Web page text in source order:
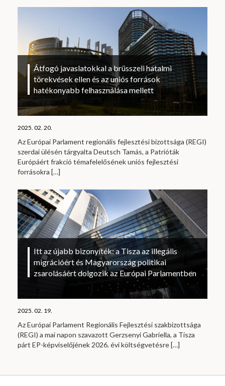
Átfogó javaslatokkal a brüsszeli hatalmi
törekvések ellen és az uniós források
hatékonyabb felhasználása mellett
2025. 02. 20.
Az Európai Parlament regionális fejlesztési bizottsága (REGI)
szerdai ülésén tárgyalta Deutsch Tamás, a Patrióták
Európáért frakció témafelelősének uniós fejlesztési
forrásokra […]
Itt az újabb bizonyíték: a Tisza az illegális
migrációért és Magyarország politikai
zsarolásáért dolgozik az Európai Parlamentben
2025. 02. 19.
Az Európai Parlament Regionális Fejlesztési szakbizottsága
(REGI) a mai napon szavazott Gerzsenyi Gabriella, a Tisza
párt EP-képviselőjének 2026. évi költségvetésre[…]